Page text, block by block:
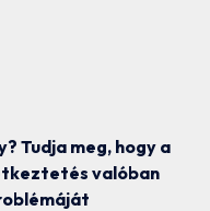
Tudja meg, hogy a
valóban